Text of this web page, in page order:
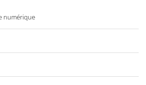
numérique